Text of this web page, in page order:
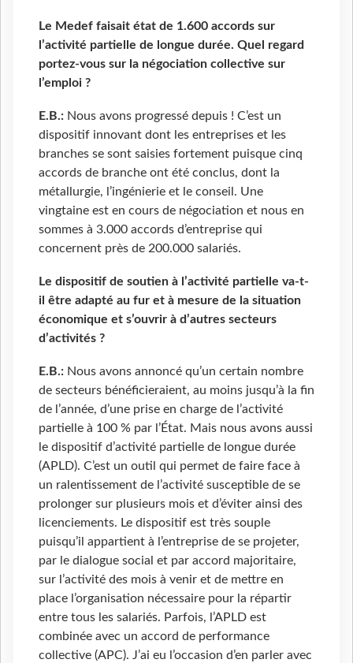
Le Medef faisait état de 1.600 accords sur
l’activité partielle de longue durée. Quel regard
portez-vous sur la négociation collective sur
l’emploi ?
E.B.: Nous avons progressé depuis ! C’est un
dispositif innovant dont les entreprises et les
branches se sont saisies fortement puisque cinq
accords de branche ont été conclus, dont la
métallurgie, l’ingénierie et le conseil. Une
vingtaine est en cours de négociation et nous en
sommes à 3.000 accords d’entreprise qui
concernent près de 200.000 salariés.
Le dispositif de soutien à l’activité partielle va-t-
il être adapté au fur et à mesure de la situation
économique et s’ouvrir à d’autres secteurs
d’activités ?
E.B.: Nous avons annoncé qu’un certain nombre
de secteurs bénéficieraient, au moins jusqu’à la fin
de l’année, d’une prise en charge de l’activité
partielle à 100 % par l’État. Mais nous avons aussi
le dispositif d’activité partielle de longue durée
(APLD). C’est un outil qui permet de faire face à
un ralentissement de l’activité susceptible de se
prolonger sur plusieurs mois et d’éviter ainsi des
licenciements. Le dispositif est très souple
puisqu’il appartient à l’entreprise de se projeter,
par le dialogue social et par accord majoritaire,
sur l’activité des mois à venir et de mettre en
place l’organisation nécessaire pour la répartir
entre tous les salariés. Parfois, l’APLD est
combinée avec un accord de performance
collective (APC). J’ai eu l’occasion d’en parler avec